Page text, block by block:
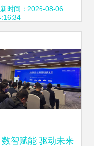
分析与尚帝传媒专
析
时间：2026-08-06
数智赋能 驱动未来